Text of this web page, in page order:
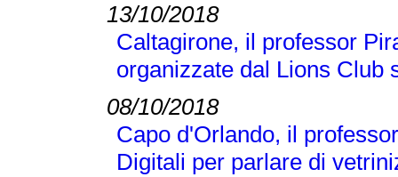
13/10/2018
Caltagirone, il professor
organizzate dal Lions Club
08/10/2018
Capo d'Orlando, il
Digitali per parlare di